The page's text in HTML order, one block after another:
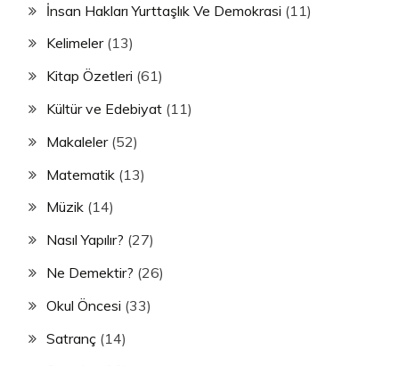
İnsan Hakları Yurttaşlık Ve Demokrasi (11)
Kelimeler(13)
Kitap Özetleri (61)
Kültür ve Edebiyat (11)
Makaleler(52)
Matematik (13)
Müzik (14)
Nasıl Yapılır? (27)
Ne Demektir? (26)
Okul Öncesi (33)
Satranç (14)